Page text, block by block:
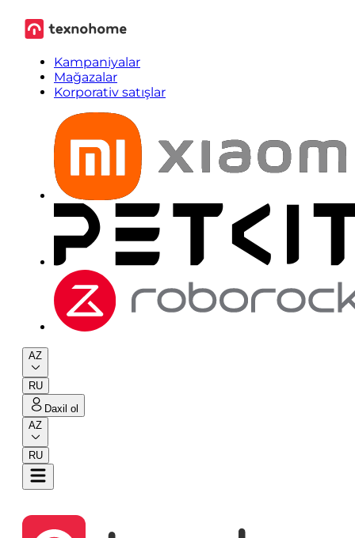
Kampaniyalar
Mağazalar
Korporativ satışlar
AZ
RU
Daxil ol
AZ
RU